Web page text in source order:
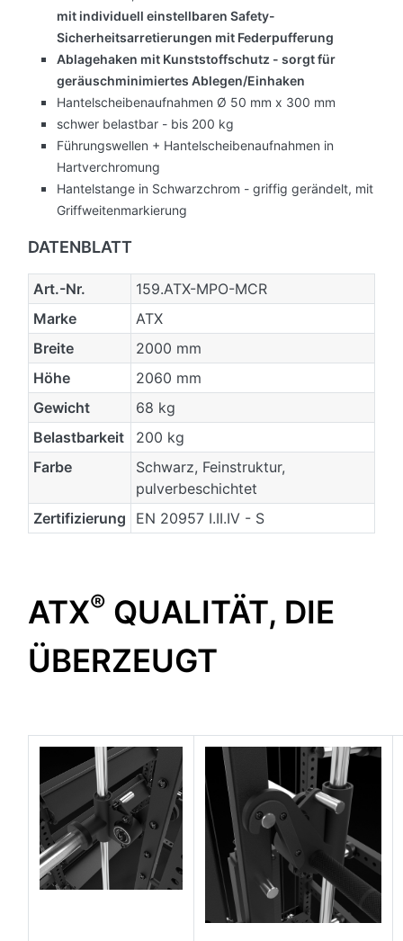
mit individuell einstellbaren Safety-
Sicherheitsarretierungen mit Federpufferung
Ablagehaken mit Kunststoffschutz - sorgt für
geräuschminimiertes Ablegen/Einhaken
Hantelscheibenaufnahmen Ø 50 mm x 300 mm
schwer belastbar - bis 200 kg
Führungswellen + Hantelscheibenaufnahmen in
Hartverchromung
Hantelstange in Schwarzchrom - griffig gerändelt, mit
Griffweitenmarkierung
DATENBLATT
Art.-Nr.
159.ATX-MPO-MCR
Marke
ATX
Breite
2000 mm
Höhe
2060 mm
Gewicht
68 kg
Belastbarkeit
200 kg
Farbe
Schwarz, Feinstruktur,
pulverbeschichtet
Zertifizierung
EN 20957 I.II.IV - S
ATX® QUALITÄT, DIE
ÜBERZEUGT